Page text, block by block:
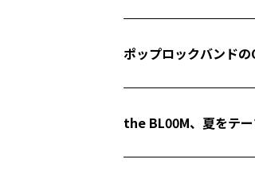
ポップロックバンド
the BL00M、夏をテ